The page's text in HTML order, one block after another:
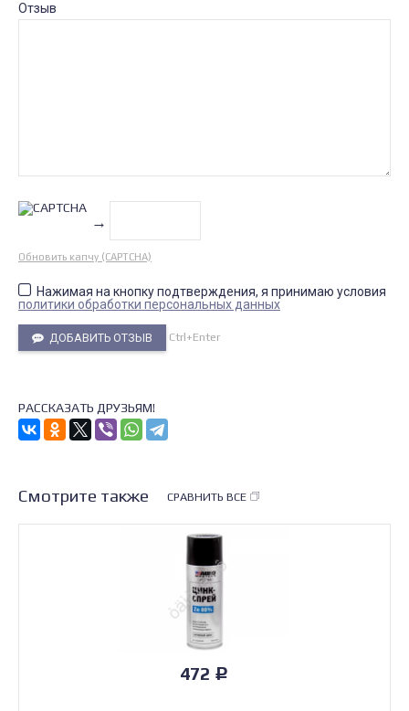
Отзыв
→
Обновить капчу (CAPTCHA)
Нажимая на кнопку подтверждения, я принимаю условия
политики обработки персональных данных
ДОБАВИТЬ ОТЗЫВ Ctrl+Enter
РАССКАЗАТЬ ДРУЗЬЯМ!
Смотрите также СРАВНИТЬ ВСЕ
472 Р